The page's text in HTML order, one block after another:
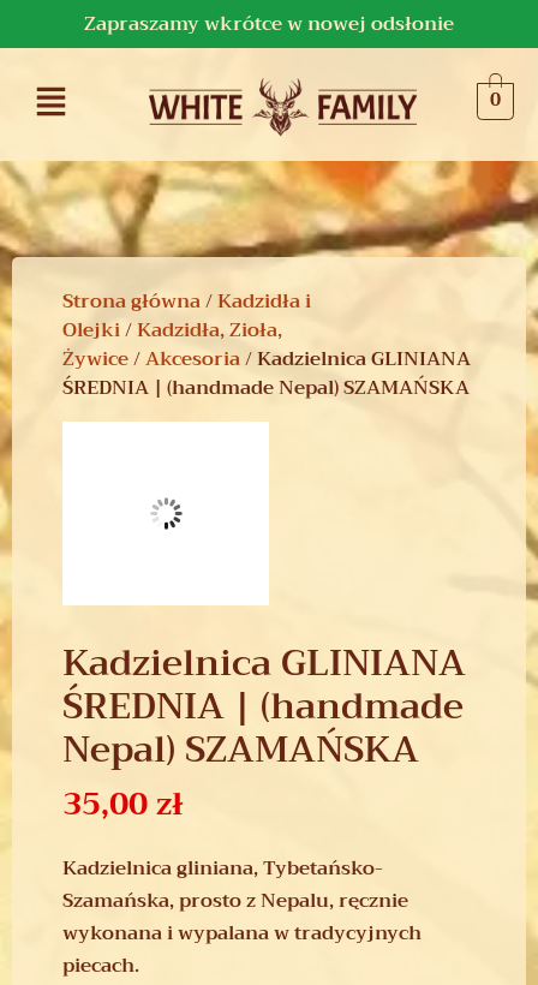
Zapraszamy wkrótce w nowej odsłonie
0
Strona główna/Kadzidła i
Olejki/Kadzidła, Zioła,
Żywice/Akcesoria/ Kadzielnica GLINIANA
ŚREDNIA | (handmade Nepal) SZAMAŃSKA
Kadzielnica GLINIANA
ŚREDNIA | (handmade
Nepal) SZAMAŃSKA
35,00zł
Kadzielnica gliniana, Tybetańsko-
Szamańska, prosto z Nepalu, ręcznie
wykonana i wypalana w tradycyjnych
piecach.